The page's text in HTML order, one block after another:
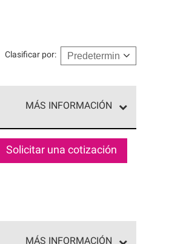
Clasificar por:
MÁS INFORMACIÓN
Solo ellos pueden
Solicitar una cotización
MÁS INFORMACIÓN